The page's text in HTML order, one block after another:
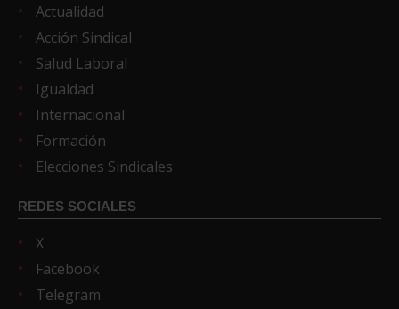
Actualidad
Acción Sindical
Salud Laboral
Igualdad
Internacional
Formación
Elecciones Sindicales
REDES SOCIALES
X
Facebook
Telegram